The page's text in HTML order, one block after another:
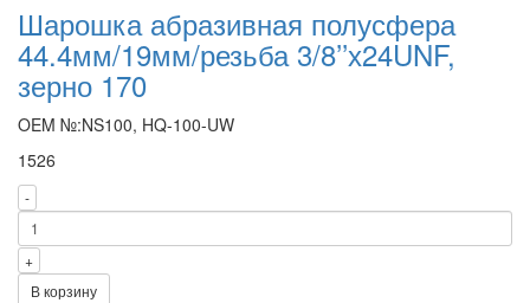
Шарошка абразивная полусфера
44.4мм/19мм/резьба 3/8’’х24UNF,
зерно 170
OEM №:NS100, HQ-100-UW
1526
-
+
В корзину